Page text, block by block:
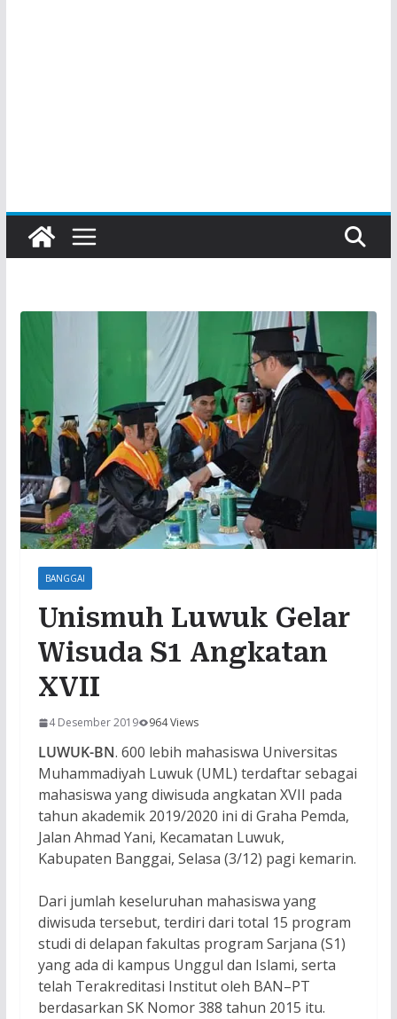
BANGGAI
Unismuh Luwuk Gelar
Wisuda S1 Angkatan
XVII
4 Desember 2019 964 Views
LUWUK-BN. 600 lebih mahasiswa Universitas
Muhammadiyah Luwuk (UML) terdaftar sebagai
mahasiswa yang diwisuda angkatan XVII pada
tahun akademik 2019/2020 ini di Graha Pemda,
Jalan Ahmad Yani, Kecamatan Luwuk,
Kabupaten Banggai, Selasa (3/12) pagi kemarin.
Dari jumlah keseluruhan mahasiswa yang
diwisuda tersebut, terdiri dari total 15 program
studi di delapan fakultas program Sarjana (S1)
yang ada di kampus Unggul dan Islami, serta
telah Terakreditasi Institut oleh BAN–PT
berdasarkan SK Nomor 388 tahun 2015 itu.